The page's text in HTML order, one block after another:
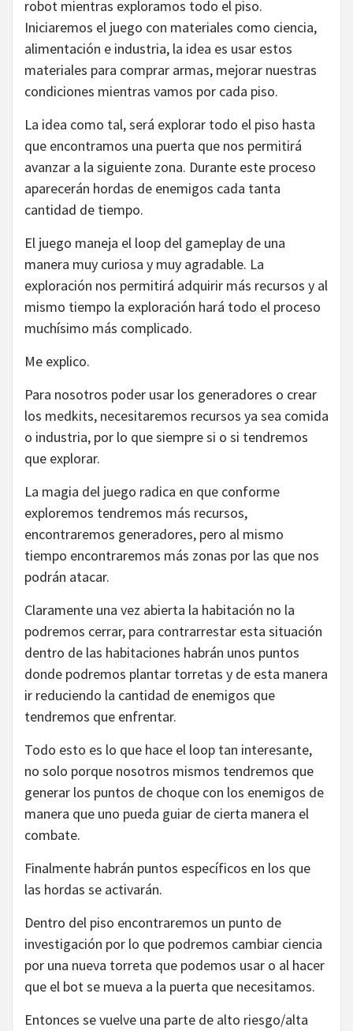
robot mientras exploramos todo el piso.
Iniciaremos el juego con materiales como ciencia,
alimentación e industria, la idea es usar estos
materiales para comprar armas, mejorar nuestras
condiciones mientras vamos por cada piso.
La idea como tal, será explorar todo el piso hasta
que encontramos una puerta que nos permitirá
avanzar a la siguiente zona. Durante este proceso
aparecerán hordas de enemigos cada tanta
cantidad de tiempo.
El juego maneja el loop del gameplay de una
manera muy curiosa y muy agradable. La
exploración nos permitirá adquirir más recursos y al
mismo tiempo la exploración hará todo el proceso
muchísimo más complicado.
Me explico.
Para nosotros poder usar los generadores o crear
los medkits, necesitaremos recursos ya sea comida
o industria, por lo que siempre si o si tendremos
que explorar.
La magia del juego radica en que conforme
exploremos tendremos más recursos,
encontraremos generadores, pero al mismo
tiempo encontraremos más zonas por las que nos
podrán atacar.
Claramente una vez abierta la habitación no la
podremos cerrar, para contrarrestar esta situación
dentro de las habitaciones habrán unos puntos
donde podremos plantar torretas y de esta manera
ir reduciendo la cantidad de enemigos que
tendremos que enfrentar.
Todo esto es lo que hace el loop tan interesante,
no solo porque nosotros mismos tendremos que
generar los puntos de choque con los enemigos de
manera que uno pueda guiar de cierta manera el
combate.
Finalmente habrán puntos específicos en los que
las hordas se activarán.
Dentro del piso encontraremos un punto de
investigación por lo que podremos cambiar ciencia
por una nueva torreta que podemos usar o al hacer
que el bot se mueva a la puerta que necesitamos.
Entonces se vuelve una parte de alto riesgo/alta